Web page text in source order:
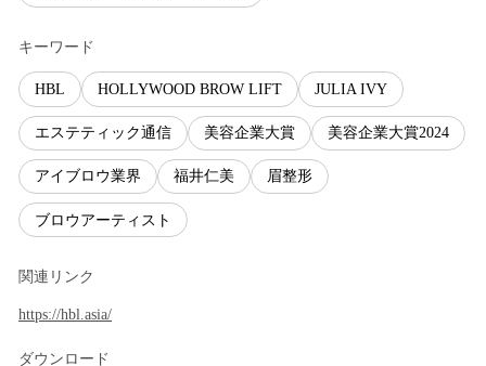
キーワード
HBL HOLLYWOOD BROW LIFT JULIA IVY
エステティック通信 美容企業大賞 美容企業大賞2024
アイブロウ業界 福井仁美 眉整形
ブロウアーティスト
関連リンク
https://hbl.asia/
ダウンロード